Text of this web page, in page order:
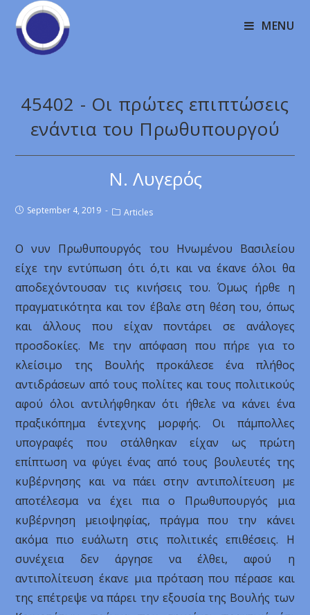
MENU
45402 - Οι πρώτες επιπτώσεις
ενάντια του Πρωθυπουργού
Ν. Λυγερός
September 4, 2019 Articles
Ο νυν Πρωθυπουργός του Ηνωμένου Βασιλείου
είχε την εντύπωση ότι ό,τι και να έκανε όλοι θα
αποδεχόντουσαν τις κινήσεις του. Όμως ήρθε η
πραγματικότητα και τον έβαλε στη θέση του, όπως
και άλλους που είχαν ποντάρει σε ανάλογες
προσδοκίες. Με την απόφαση που πήρε για το
κλείσιμο της Βουλής προκάλεσε ένα πλήθος
αντιδράσεων από τους πολίτες και τους πολιτικούς
αφού όλοι αντιλήφθηκαν ότι ήθελε να κάνει ένα
πραξικόπημα έντεχνης μορφής. Οι πάμπολλες
υπογραφές που στάλθηκαν είχαν ως πρώτη
επίπτωση να φύγει ένας από τους βουλευτές της
κυβέρνησης και να πάει στην αντιπολίτευση με
αποτέλεσμα να έχει πια ο Πρωθυπουργός μια
κυβέρνηση μειοψηφίας, πράγμα που την κάνει
ακόμα πιο ευάλωτη στις πολιτικές επιθέσεις. Η
συνέχεια δεν άργησε να έλθει, αφού η
αντιπολίτευση έκανε μια πρόταση που πέρασε και
της επέτρεψε να πάρει την εξουσία της Βουλής των